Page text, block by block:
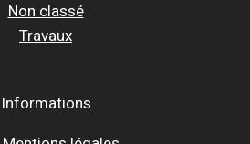
Non classé
Travaux
Informations